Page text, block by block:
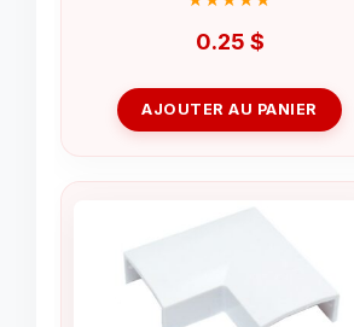
0.25 $
AJOUTER AU PANIER